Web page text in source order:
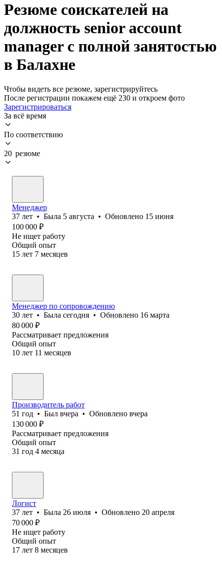
Резюме соискателей на
должность senior account
manager с полной занятостью
в Балахне
Чтобы видеть все резюме, зарегистрируйтесь
После регистрации покажем ещё 230 и откроем фото
Зарегистрироваться
За всё время
По соответствию
20 резюме
Менеджер
37 лет • Была 5 августа • Обновлено 15 июня
100 000 ₽
Не ищет работу
Общий опыт
15 лет 7 месяцев
Менеджер по сопровождению
30 лет • Была сегодня • Обновлено 16 марта
80 000 ₽
Рассматривает предложения
Общий опыт
10 лет 11 месяцев
Производитель работ
51 год • Был вчера • Обновлено вчера
130 000 ₽
Рассматривает предложения
Общий опыт
31 год 4 месяца
Логист
37 лет • Была 26 июля • Обновлено 20 апреля
70 000 ₽
Не ищет работу
Общий опыт
17 лет 8 месяцев